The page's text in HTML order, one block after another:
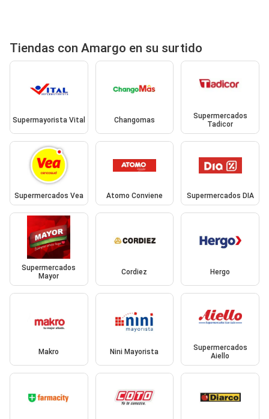
Tiendas con Amargo en su surtido
Supermayorista Vital Changomas
Supermercados
Tadicor
Supermercados Vea Atomo Conviene Supermercados DIA
Supermercados
Mayor
Cordiez Hergo
Makro Nini Mayorista
Supermercados
Aiello